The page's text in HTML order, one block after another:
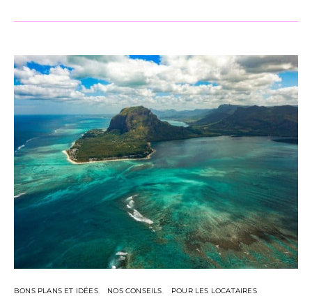
BONS PLANS ET IDÉES NOS CONSEILS POUR LES LOCATAIRES